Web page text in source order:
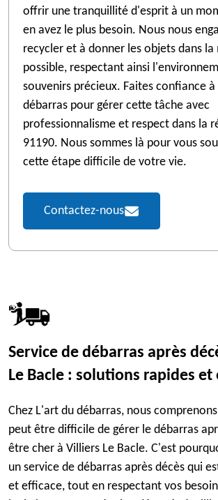
offrir une tranquillité d'esprit à un
en avez le plus besoin. Nous nous
recycler et à donner les objets dans la
possible, respectant ainsi
souvenirs précieux. Faites confiance
débarras pour gérer cette tâche avec
professionnalisme et respect dans la
91190. Nous sommes là pour vous
cette étape difficile de votre vie.
Contactez-nous
Service de débarras après
Le Bacle : solutions rapides et
Chez L'art du débarras, nous
peut être difficile de gérer le débarras
être cher à Villiers Le Bacle. C'est
un service de débarras après décès qui
et efficace, tout en respectant vos